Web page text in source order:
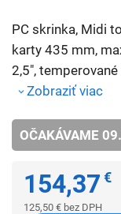
PC skrinka, Midi
karty 435 mm,
2,5",
Zobraziť viac
OČAKÁVAME
154,37 €
125,50 € bez DPH